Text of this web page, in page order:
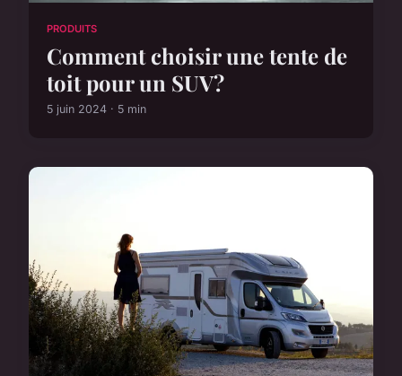
PRODUITS
Comment choisir une tente de
toit pour un SUV?
5 juin 2024 · 5 min